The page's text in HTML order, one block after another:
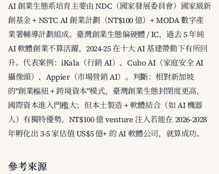
AI 創業生態系培育主要由 NDC（國家發展委員會）國家級新
創基金 + NSTC AI 創業計劃（NT$100 億）+ MODA 數字產
業署輔導計劃組成。臺灣創業生態偏硬體 / IC，過去 5 年純
AI 軟體創業不算活躍，2024-25 在十大 AI 基建帶動下有所回
升。代表案例：iKala（行銷 AI）、Cubo AI（家庭安全 AI
攝像頭）、Appier（市場營銷 AI）。判斷：相對新加坡
的"創業樞紐 + 跨境資本"模式，臺灣創業生態封閉度更高，
國際資本進入門檻大；但本土製造 + 軟體結合（如 AI 機器
人）有獨特優勢。NT$100 億 venture 注入若能在 2026-2028
年孵化出 3-5 家估值 US$5 億+ 的 AI 軟體公司，就算成功。
參考來源